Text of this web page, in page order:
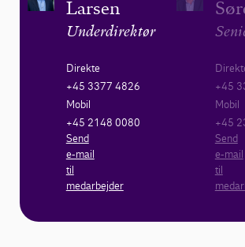
Larsen
Underdirektør
Direkte
+45 3377 4826
Mobil
+45 2148 0080
Send
e-mail
til
medarbejder
+45
Mobil
+45
Send
e-mail
til